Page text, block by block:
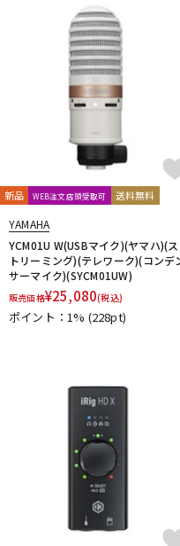
新品 WEB注文店頭受取可 送料無料
YAMAHA
YCM01U W(USBマイク)(ヤマハ)(ス
トリーミング)(テレワーク)(コンデ
サーマイク)(SYCM01UW)
販売価格¥25,080(税込)
ポイント：1% (228pt)